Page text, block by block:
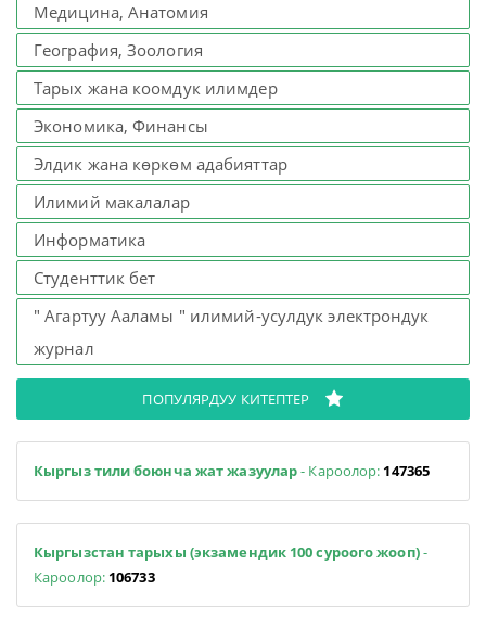
Медицина, Анатомия
География, Зоология
Тарых жана коомдук илимдер
Экономика, Финансы
Элдик жана көркөм адабияттар
Илимий макалалар
Информатика
Студенттик бет
" Агартуу Ааламы " илимий-усулдук электрондук
журнал
ПОПУЛЯРДУУ КИТЕПТЕР
Кыргыз тили боюнча жат жазуулар- Кароолор: 147365
Кыргызстан тарыхы (экзамендик 100 суроого жооп)-
Кароолор: 106733